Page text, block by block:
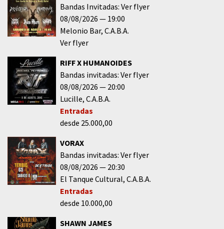
Bandas Invitadas: Ver flyer
08/08/2026
19:00
Melonio Bar C.A.B.A.
Ver flyer
RIFF X HUMANOIDES
Bandas invitadas: Ver flyer
08/08/2026
20:00
Lucille C.A.B.A.
Entradas
desde 25.000,00
VORAX
Bandas invitadas: Ver flyer
08/08/2026
20:30
El Tanque Cultural C.A.B.A.
Entradas
desde 10.000,00
SHAWN JAMES